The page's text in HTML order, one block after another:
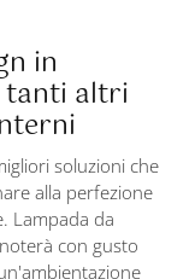
in
tanti altri
soluzioni che
alla perfezione
Lampada da
con gusto